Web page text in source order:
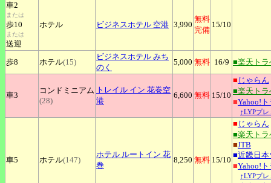
車2
または
歩10
または
送迎
ホテル ビジネスホテル 空港 3,990
無料
完備
15/10
歩8 ホテル(15)
ビジネスホテル みち
のく
5,000 無料 16/9 ■楽天トラ
車3
コンドミニアム
(28)
トレイル イン 花巻空
港
6,600 無料 15/10
■ じゃらん
■楽天トラ
■Yahoo!
↑LYPプ
車5 ホテル(147)
ホテル ルートイン 花
巻
8,250 無料 15/10
■ じゃらん
■楽天トラ
■JTB
■近畿日
■Yahoo!
↑LYPプ